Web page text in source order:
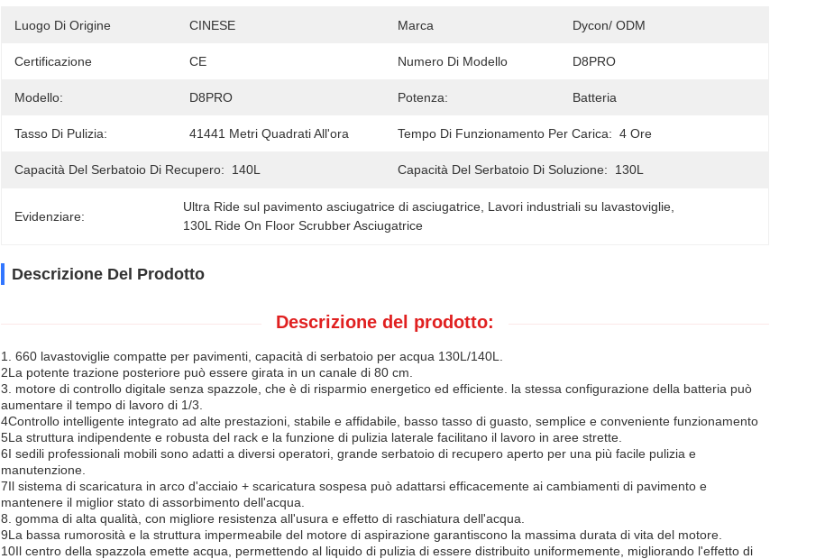
Luogo Di Origine CINESE Marca Dycon/ ODM
Certificazione CE Numero Di Modello D8PRO
Modello: D8PRO Potenza: Batteria
Tasso Di Pulizia: 41441 Metri Quadrati All'ora Tempo Di Funzionamento Per Carica: 4 Ore
Capacità Del Serbatoio Di Recupero: 140L Capacità Del Serbatoio Di Soluzione: 130L
Evidenziare:
Ultra Ride sul pavimento asciugatrice di asciugatrice Lavori industriali su lavastoviglie
130L Ride On Floor Scrubber Asciugatrice
Descrizione Del Prodotto
Descrizione del prodotto:
1. 660 lavastoviglie compatte per pavimenti, capacità di serbatoio per acqua 130L/140L.
2La potente trazione posteriore può essere girata in un canale di 80 cm.
3. motore di controllo digitale senza spazzole, che è di risparmio energetico ed efficiente. la stessa configurazione della batteria può
aumentare il tempo di lavoro di 1/3.
4Controllo intelligente integrato ad alte prestazioni, stabile e affidabile, basso tasso di guasto, semplice e conveniente funzionamento
5La struttura indipendente e robusta del rack e la funzione di pulizia laterale facilitano il lavoro in aree strette.
6I sedili professionali mobili sono adatti a diversi operatori, grande serbatoio di recupero aperto per una più facile pulizia e
manutenzione.
7Il sistema di scaricatura in arco d'acciaio + scaricatura sospesa può adattarsi efficacemente ai cambiamenti di pavimento e
mantenere il miglior stato di assorbimento dell'acqua.
8. gomma di alta qualità, con migliore resistenza all'usura e effetto di raschiatura dell'acqua.
9La bassa rumorosità e la struttura impermeabile del motore di aspirazione garantiscono la massima durata di vita del motore.
10Il centro della spazzola emette acqua, permettendo al liquido di pulizia di essere distribuito uniformemente, migliorando l'effetto di